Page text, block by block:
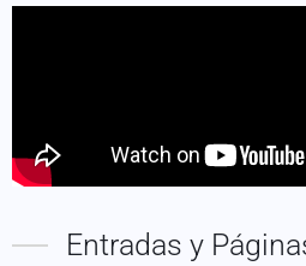
Entradas y